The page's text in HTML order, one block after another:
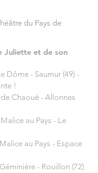
du Pays de
Juliette et de son
Dôme - Saumur (49) -
!
Chaoué - Allonnes
au Pays - Le
au Pays - Espace
- Rouillon (72)